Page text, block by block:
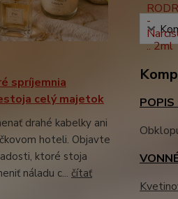
spríjemnia
celý majetok
drahé kabelky ani
hoteli. Objavte
ktoré stoja
náladu c... čítať
POPIS